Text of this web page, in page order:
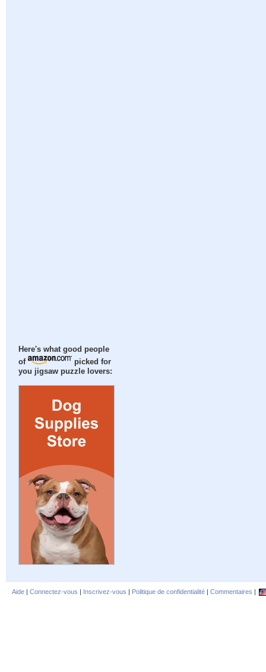
Here's what good people
of
picked for
you jigsaw puzzle lovers:
Aide | Connectez-vous | Inscrivez-vous | Politique de confidentialité | Commentaires |